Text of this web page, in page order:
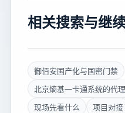
相关搜索与继
御佰安国产化与国密门禁
北京熵基一卡通系统的代
现场先看什么
项目对接